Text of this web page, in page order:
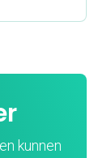
kunnen